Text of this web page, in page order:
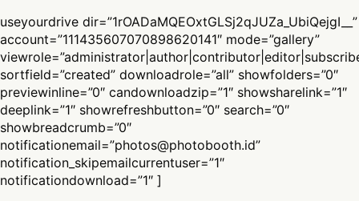
useyourdrive dir=”1rOADaMQEOxtGLSj2qJUZa_UbiQejgI__”
account=”111435607070898620141″ mode=”gallery”
sortfield=”created” downloadrole=”all” showfolders=”0″
previewinline=”0″ candownloadzip=”1″ showsharelink=”1″
deeplink=”1″ showrefreshbutton=”0″ search=”0″
showbreadcrumb=”0″
notificationemail=”photos@photobooth.id”
notification_skipemailcurrentuser=”1″
notificationdownload=”1″ ]